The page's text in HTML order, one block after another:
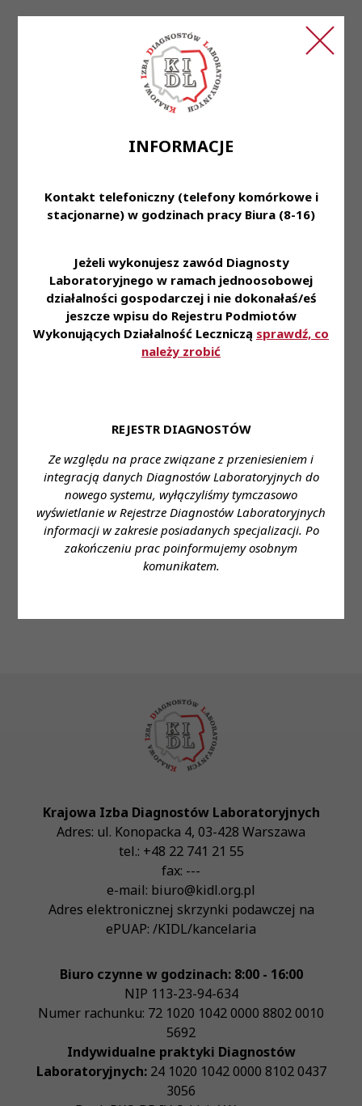
INFORMACJE
Kontakt telefoniczny (telefony komórkowe i
stacjonarne) w godzinach pracy Biura (8-16)
Jeżeli wykonujesz zawód Diagnosty
Laboratoryjnego w ramach jednoosobowej
działalności gospodarczej i nie dokonałaś/eś
jeszcze wpisu do Rejestru Podmiotów
Wykonujących Działalność Leczniczą sprawdź, co
należy zrobić
REJESTR DIAGNOSTÓW
Ze względu na prace związane z przeniesieniem i
integracją danych Diagnostów Laboratoryjnych do
nowego systemu, wyłączyliśmy tymczasowo
wyświetlanie w Rejestrze Diagnostów Laboratoryjnych
informacji w zakresie posiadanych specjalizacji. Po
zakończeniu prac poinformujemy osobnym
komunikatem.
• Aktualnego prawa wykonywania zawodu
diagnosty laboratoryjnego
• Dobrej organizacji pracy
• Odpowiedzialności
• Komunikatywności i umiejętności współdziałania
• Zatrudnienie w oparciu o umowę o pracę w
wymiarze pełnego etatu
stanowisku i zdobycia cennego doświadczenia w
bardzo sympatycznym zespole, pod okiem
specjalistów
Miejsce zatrudnienia:Centrum Medyczne
Proponowane wynagrodzenie:gwarantowane
Forma zatrudnienia:etat
Wymiar czasu pracy: pełny etat
Dane do kontaktu:
Imię i nazwisko: Dział kadr
Telefon: 883 358 159
Krajowa Izba Diagnostów Laboratoryjnych
Adres: ul. Konopacka 4, 03-428 Warszawa
tel.: +48 22 741 21 55
fax: ---
e-mail: biuro@kidl.org.pl
Adres elektronicznej skrzynki podawczej na
ePUAP: /KIDL/kancelaria
Biuro czynne w godzinach: 8:00 - 16:00
NIP 113-23-94-634
Numer rachunku: 72 1020 1042 0000 8802 0010
5692
Indywidualne praktyki Diagnostów
Laboratoryjnych:24 1020 1042 0000 8102 0437
3056